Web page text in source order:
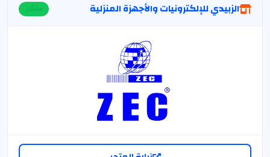
الزبيدي للإلكترونيات والأجهزة المنزلية